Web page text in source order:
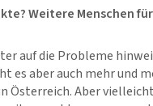
Weitere Menschen
auf die Probleme
es aber auch mehr und
Österreich. Aber